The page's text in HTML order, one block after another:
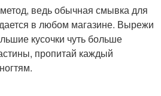
ведь обычная смывка для
в любом магазине. Вырежи
кусочки чуть больше
пропитай каждый